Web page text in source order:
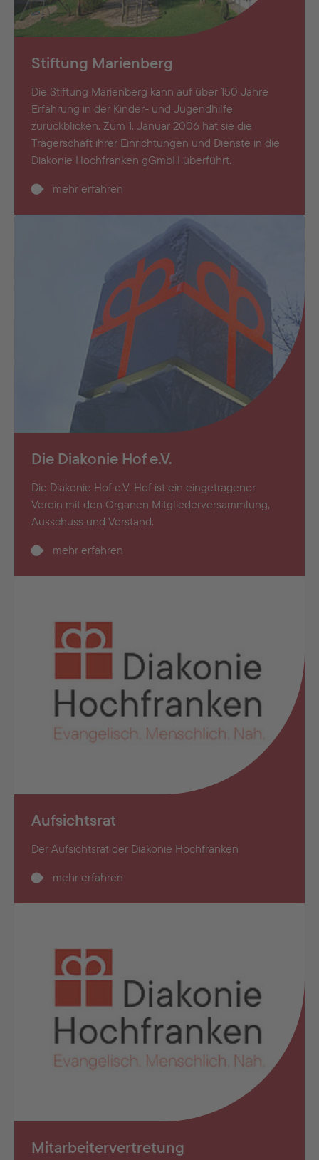
Stiftung Marienberg
Die Stiftung Marienberg kann auf über 150 Jahre
Erfahrung in der Kinder- und Jugendhilfe
zurückblicken. Zum 1. Januar 2006 hat sie die
Trägerschaft ihrer Einrichtungen und Dienste in die
Diakonie Hochfranken gGmbH überführt.
mehr erfahren
Die Diakonie Hof e.V.
Die Diakonie Hof e.V. Hof ist ein eingetragener
Verein mit den Organen Mitgliederversammlung,
Ausschuss und Vorstand.
mehr erfahren
Aufsichtsrat
Der Aufsichtsrat der Diakonie Hochfranken
mehr erfahren
Mitarbeitervertretung